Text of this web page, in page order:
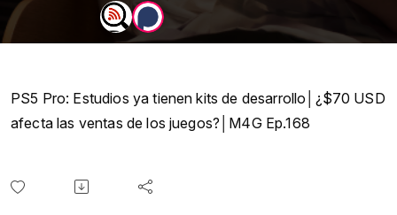
PS5 Pro: Estudios ya tienen kits de desarrollo│¿$70 USD
afecta las ventas de los juegos?│M4G Ep.168